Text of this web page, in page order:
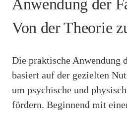
Anwendung der
Von der Theorie
Die praktische Anwendung
basiert auf der gezielten
um psychische und
fördern. Beginnend mit